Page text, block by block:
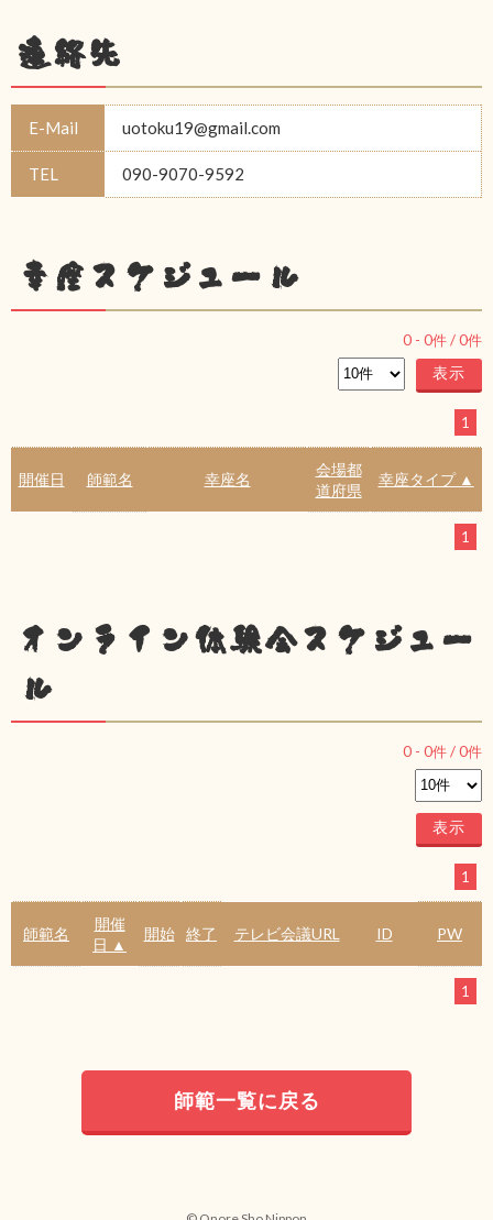
連絡先
E-Mail uotoku19@gmail.com
TEL 090-9070-9592
幸座スケジュール
0 - 0件 /0件
1
開催日 師範名 幸座名
会場都
道府県
幸座タイプ ▲
1
オンライン体験会スケジュー
ル
0 - 0件 /0件
1
師範名
開催
日 ▲
開始 終了 テレビ会議URL ID PW
1
師範一覧に戻る